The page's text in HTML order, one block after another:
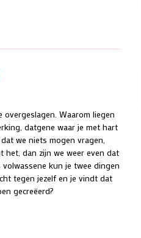
Waarom liegen
datgene waar je met hart
we niets mogen vragen,
het, dan zijn we weer even dat
kun je twee dingen
tegen jezelf en je vindt dat
gecreëerd?